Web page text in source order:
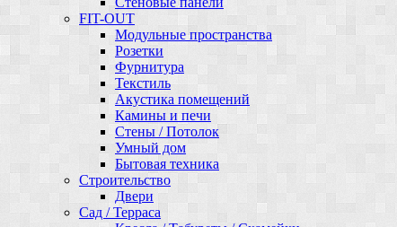
FIT-OUT
Модульные пространства
Розетки
Фурнитура
Текстиль
Акустика помещений
Камины и печи
Стены / Потолок
Умный дом
Бытовая техника
Строительство
Двери
Сад / Терраса